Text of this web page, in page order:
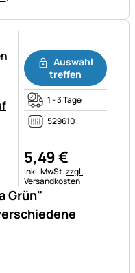
Grün"
Auswahl
treffen
1 - 3 Tage
529610
5,49€
Steuerhinweis:
inkl. MwSt.zzgl.
Versandkosten